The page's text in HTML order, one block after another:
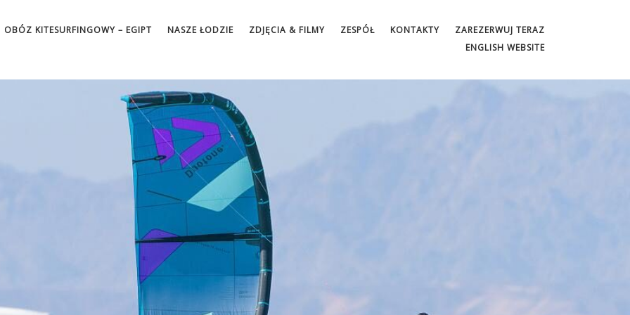
OBÓZ KITESURFINGOWY – EGIPT NASZE ŁODZIE ZDJĘCIA & FILMY ZESPÓŁ KONTAKTY
ZAREZERWUJ TERAZ
ENGLISH WEBSITE